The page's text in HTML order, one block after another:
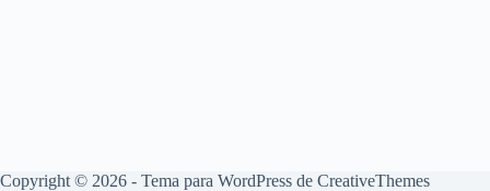
Copyright © 2026 - Tema para WordPress de CreativeThemes